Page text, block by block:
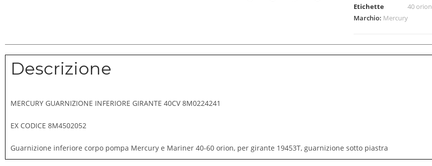
Etichette
40 orion
Marchio: Mercury
Descrizione
MERCURY GUARNIZIONE INFERIORE GIRANTE 40CV 8M0224241
EX CODICE 8M4502052
Guarnizione inferiore corpo pompa Mercury e Mariner 40-60 orion, per girante 19453T, guarnizione sotto piastra